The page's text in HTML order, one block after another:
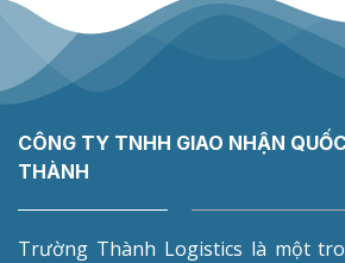
CÔNG TY TNHH GIAO NHẬN
THÀNH
Trường Thành Logistics là một